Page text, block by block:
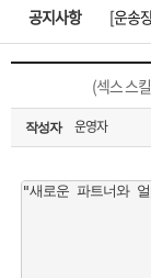
맨
은?
품
구
매
은
꼴
사
섹
스
노
고
객
마
공지사항
[ios앱
[무
(섹스 스
작성자 운영자
"새로운 파트너와